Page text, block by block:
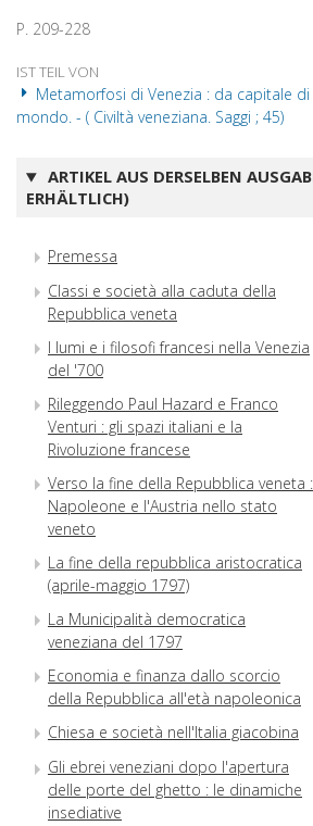
P. 209-228
IST TEIL VON
Metamorfosi di Venezia : da capitale
mondo. - ( Civiltà veneziana. Saggi ; 45)
ARTIKEL AUS DERSELBEN
ERHÄLTLICH)
Premessa
Classi e società alla caduta della
Repubblica veneta
I lumi e i filosofi francesi nella Venezia
del '700
Rileggendo Paul Hazard e Franco
Venturi : gli spazi italiani e la
Rivoluzione francese
Verso la fine della Repubblica veneta :
Napoleone e l'Austria nello stato
veneto
La fine della repubblica aristocratica
(aprile-maggio 1797)
La Municipalità democratica
veneziana del 1797
Economia e finanza dallo scorcio
della Repubblica all'età napoleonica
Chiesa e società nell'Italia giacobina
Gli ebrei veneziani dopo l'apertura
delle porte del ghetto : le dinamiche
insediative